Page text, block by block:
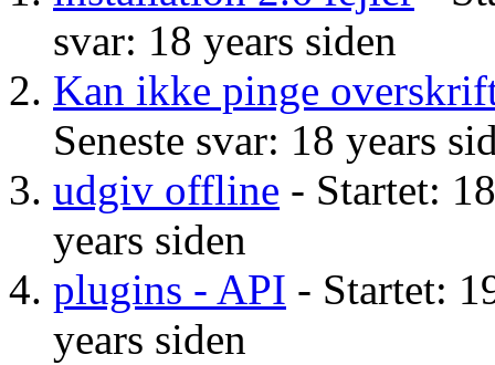
svar: 18 years siden
Kan ikke pinge
Seneste svar: 18 years
udgiv offline - Startet:
years siden
plugins - API - Startet:
years siden